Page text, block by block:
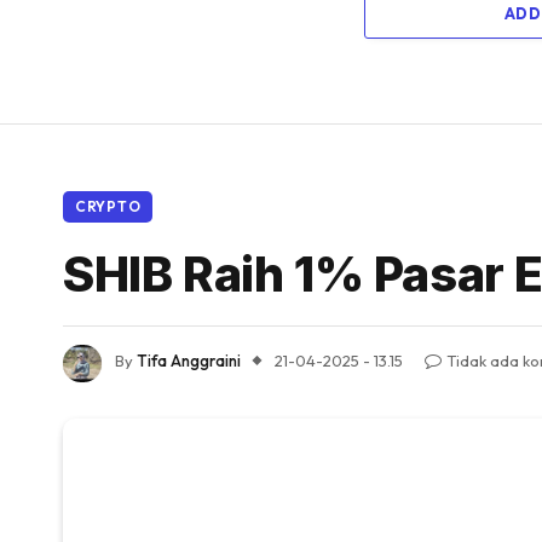
CRYPTO
SHIB Raih 1%
ByTifa Anggraini 21-04-2025 - 13.15 Tidak ada